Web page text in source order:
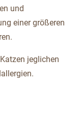
und
einer größeren
jeglichen